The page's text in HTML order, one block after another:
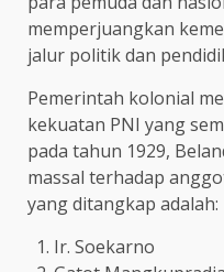
memperjuangkan
jalur politik dan
Pemerintah kolonial
kekuatan PNI yang
pada tahun 1929,
massal terhadap
yang ditangkap adalah:
Ir. Soekarno